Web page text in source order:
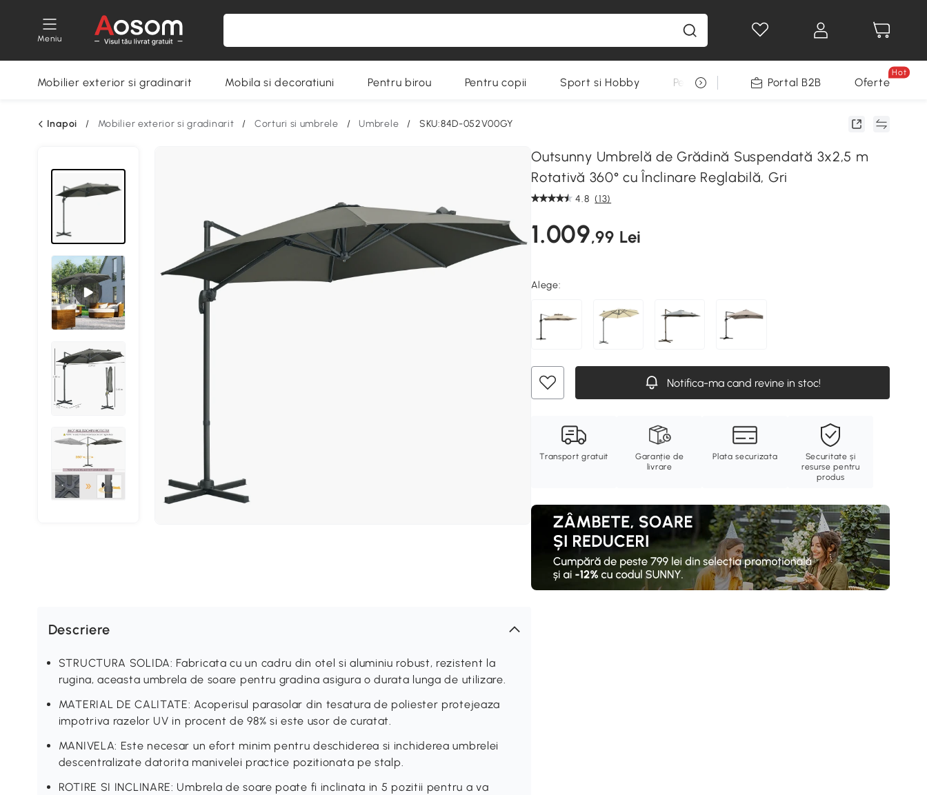
Meniu
Mobilier exterior si gradinarit Mobila si decoratiuni Pentru birou Pentru copii Sport si Hobby Pentru animale Decoratiuni Sarbatori
Portal B2B Oferte
Hot
Inapoi / Mobilier exterior si gradinarit / Corturi si umbrele / Umbrele / SKU:84D-052V00GY
Outsunny Umbrelă de Grădină Suspendată 3x2,5 m
Rotativă 360° cu Înclinare Reglabilă, Gri
4.8 (13)
1.009,99 Lei
Alege:
Notifica-ma cand revine in stoc!
Transport gratuit
Garanție de
livrare
Plata securizata
Securitate și
resurse pentru
produs
Descriere
STRUCTURA SOLIDA: Fabricata cu un cadru din otel si aluminiu robust, rezistent la
rugina, aceasta umbrela de soare pentru gradina asigura o durata lunga de utilizare.
MATERIAL DE CALITATE: Acoperisul parasolar din tesatura de poliester protejeaza
impotriva razelor UV in procent de 98% si este usor de curatat.
MANIVELA: Este necesar un efort minim pentru deschiderea si inchiderea umbrelei
descentralizate datorita manivelei practice pozitionata pe stalp.
ROTIRE SI INCLINARE: Umbrela de soare poate fi inclinata in 5 pozitii pentru a va